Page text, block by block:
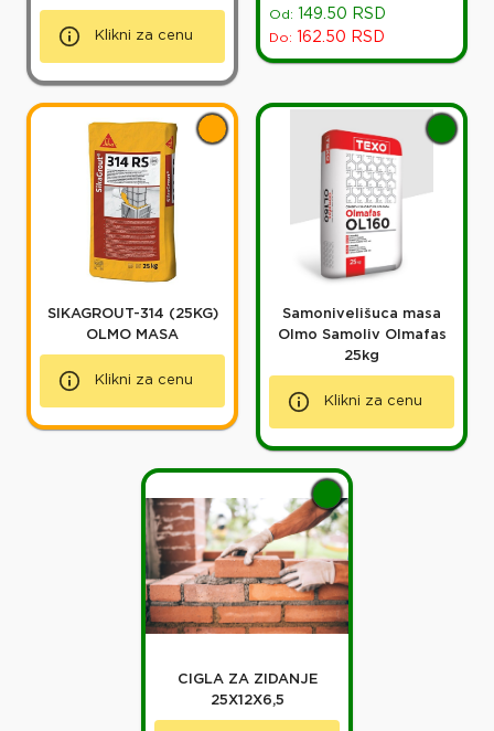
Klikni za cenu
Od:
149.50 RSD
Do: 162.50 RSD
SIKAGROUT-314 (25KG)
OLMO MASA
Klikni za cenu
Samonivelišuca masa
Olmo Samoliv Olmafas
25kg
Klikni za cenu
CIGLA ZA ZIDANJE
25X12X6,5